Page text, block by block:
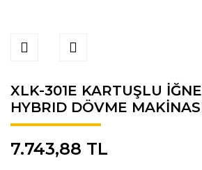
XLK-301E KARTUŞLU
HYBRID DÖVME
7.743,88 TL